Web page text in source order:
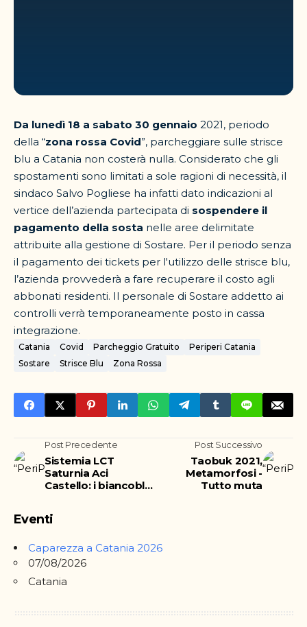
Da lunedì 18 a sabato 30 gennaio 2021, periodo
della “zona rossa Covid”, parcheggiare sulle strisce
blu a Catania non costerà nulla. Considerato che gli
spostamenti sono limitati a sole ragioni di necessità, il
sindaco Salvo Pogliese ha infatti dato indicazioni al
vertice dell’azienda partecipata di sospendere il
pagamento della sosta nelle aree delimitate
attribuite alla gestione di Sostare. Per il periodo senza
il pagamento dei tickets per l'utilizzo delle strisce blu,
l’azienda provvederà a fare recuperare il costo agli
abbonati residenti. Il personale di Sostare addetto ai
controlli verrà temporaneamente posto in cassa
integrazione.
Catania Covid Parcheggio Gratuito
Periperi Catania
Sostare
Strisce Blu Zona Rossa
Post Precedente
Sistemia LCT
Saturnia Aci
Castello: i biancoblu
perdono ma con
Post Successivo
Taobuk 2021,
Metamorfosi -
Tutto muta
Eventi
Caparezza a Catania 2026
07/08/2026
Catania